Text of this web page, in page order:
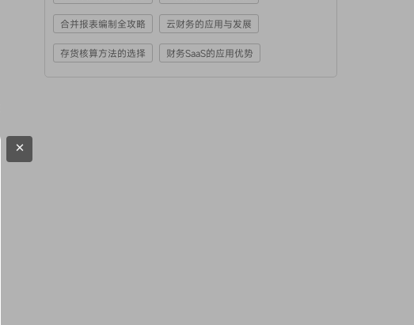
合并报表编制全攻略 云财务的应用与发展
存货核算方法的选择 财务SaaS的应用优势
×